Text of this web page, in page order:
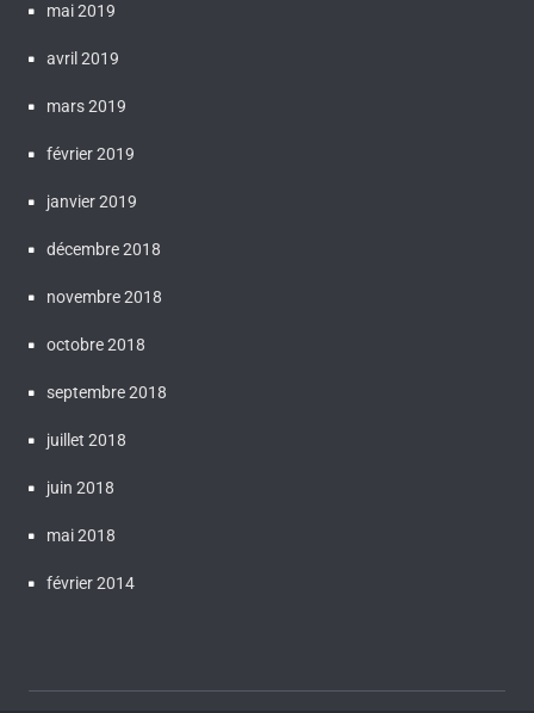
mai 2019
avril 2019
mars 2019
février 2019
janvier 2019
décembre 2018
novembre 2018
octobre 2018
septembre 2018
juillet 2018
juin 2018
mai 2018
février 2014